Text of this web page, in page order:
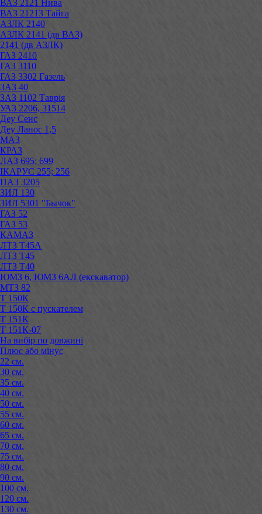
ВАЗ 2121 Нива
ВАЗ 21213 Тайга
АЗЛК 2140
АЗЛК 2141 (дв ВАЗ)
2141 (дв АЗЛК)
ГАЗ 2410
ГАЗ 3110
ГАЗ 3302 Газель
ЗАЗ 40
ЗАЗ 1102 Таврія
УАЗ 2206, 31514
Деу Сенс
Деу Ланос 1,5
МАЗ
КРАЗ
ЛАЗ 695; 699
ІКАРУС 255; 256
ПАЗ 3205
ЗИЛ 130
ЗИЛ 5301 "Бычок"
ГАЗ 52
ГАЗ 53
КАМАЗ
ЛТЗ Т45А
ЛТЗ Т45
ЛТЗ Т40
ЮМЗ 6, ЮМЗ 6АЛ (екскаватор)
МТЗ 82
Т 150К
Т 150К с пускателем
Т 151К
Т 151К-07
На вибір по довжині
Плюс або мінус
22 см.
30 см.
35 см.
40 см.
50 см.
55 см.
60 см.
65 см.
70 см.
75 см.
80 см.
90 см.
100 см.
120 см.
130 см.